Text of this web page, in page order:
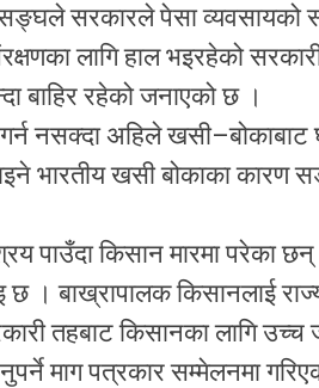
सरकारले पेसा व्यवसायको
लागि हाल भइरहेको
बाहिर रहेको जनाएको छ ।
नसक्दा अहिले खसी–बोकाबाट
भारतीय खसी बोकाका कारण
पाउँदा किसान मारमा परेका
। बाख्रापालक किसानलाई
तहबाट किसानका लागि उच्च
माग पत्रकार सम्मेलनमा